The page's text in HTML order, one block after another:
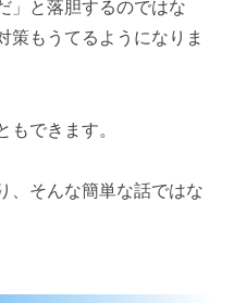
」と落胆するのではな
策もうてるようになりま
できます。
、そんな簡単な話ではな